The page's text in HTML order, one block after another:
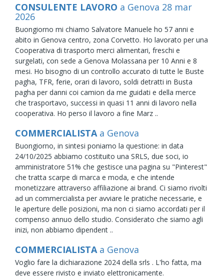
CONSULENTE LAVORO a Genova 28 mar
2026
Buongiorno mi chiamo Salvatore Manuele ho 57 anni e
abito in Genova centro, zona Corvetto. Ho lavorato per una
Cooperativa di trasporto merci alimentari, freschi e
surgelati, con sede a Genova Molassana per 10 Anni e 8
mesi. Ho bisogno di un controllo accurato di tutte le Buste
pagha, TFR, ferie, orari di lavoro, soldi detratti in Busta
pagha per danni coi camion da me guidati e della merce
che trasportavo, successi in quasi 11 anni di lavoro nella
cooperativa. Ho perso il lavoro a fine Marz ..
COMMERCIALISTA a Genova
Buongiorno, in sintesi poniamo la questione: in data
24/10/2025 abbiamo costituito una SRLS, due soci, io
amministratore 51% che gestisce una pagina su "Pinterest"
che tratta scarpe di marca e moda, e che intende
monetizzare attraverso affiliazione ai brand. Ci siamo rivolti
ad un commercialista per avviare le pratiche necessarie, e
le aperture delle posizioni, ma non ci siamo accordati per il
compenso annuo dello studio. Considerato che siamo agli
inizi, non abbiamo dipendent ..
COMMERCIALISTA a Genova
Voglio fare la dichiarazione 2024 della srls . L'ho fatta, ma
deve essere rivisto e inviato elettronicamente.